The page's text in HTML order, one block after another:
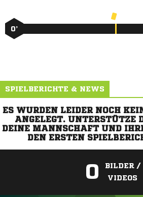
0’
SPIELBERICHTE & NEWS
ES WURDEN LEIDER NOCH
ANGELEGT. UNTERSTÜTZE
DEINE MANNSCHAFT UND
DEN ERSTEN
0
BILDER /
VIDEOS